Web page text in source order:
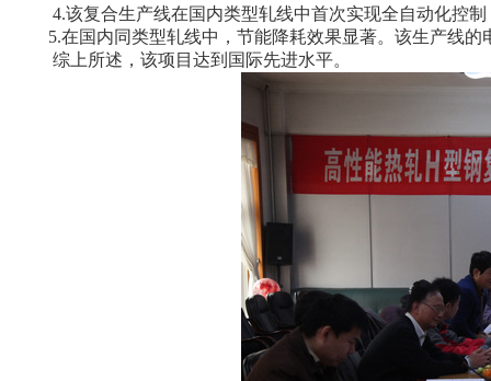
4.该复合生产线在国内类型轧线中首次实现全自动化控制
5.在国内同类型轧线中，节能降耗效果显著。该生产线的
综上所述，该项目达到国际先进水平。